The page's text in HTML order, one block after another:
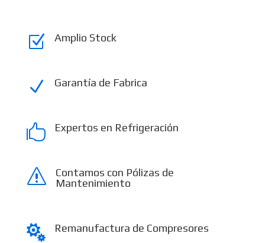
Z Amplio Stock
N Garantía de Fabrica
 Expertos en Refrigeración
s
Contamos con Pólizas de
Mantenimiento
 Remanufactura de Compresores